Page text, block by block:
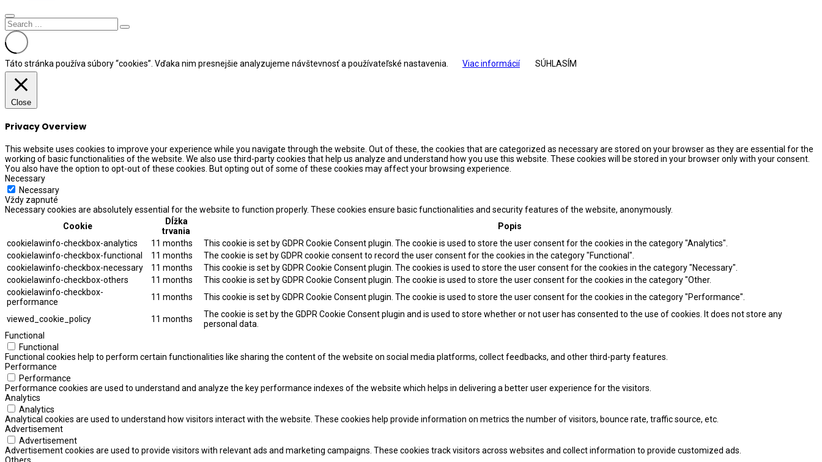
Táto stránka používa súbory “cookies”. Vďaka nim presnejšie analyzujeme návštevnosť a používateľské nastavenia. Viac informácií SÚHLASÍM
Close
Privacy Overview
This website uses cookies to improve your experience while you navigate through the website. Out of these, the cookies that are categorized as necessary are stored on your browser as they are essential for the
working of basic functionalities of the website. We also use third-party cookies that help us analyze and understand how you use this website. These cookies will be stored in your browser only with your consent.
You also have the option to opt-out of these cookies. But opting out of some of these cookies may affect your browsing experience.
Necessary
Necessary
Vždy zapnuté
Necessary cookies are absolutely essential for the website to function properly. These cookies ensure basic functionalities and security features of the website, anonymously.
Cookie
Dĺžka
trvania
Popis
cookielawinfo-checkbox-analytics
11 months
This cookie is set by GDPR Cookie Consent plugin. The cookie is used to store the user consent for the cookies in the category "Analytics".
cookielawinfo-checkbox-functional
11 months
The cookie is set by GDPR cookie consent to record the user consent for the cookies in the category "Functional".
cookielawinfo-checkbox-necessary
11 months
This cookie is set by GDPR Cookie Consent plugin. The cookies is used to store the user consent for the cookies in the category "Necessary".
cookielawinfo-checkbox-others
11 months
This cookie is set by GDPR Cookie Consent plugin. The cookie is used to store the user consent for the cookies in the category "Other.
cookielawinfo-checkbox-
performance
11 months This cookie is set by GDPR Cookie Consent plugin. The cookie is used to store the user consent for the cookies in the category "Performance".
viewed_cookie_policy 11 months
The cookie is set by the GDPR Cookie Consent plugin and is used to store whether or not user has consented to the use of cookies. It does not store any
personal data.
Functional
Functional
Functional cookies help to perform certain functionalities like sharing the content of the website on social media platforms, collect feedbacks, and other third-party features.
Performance
Performance
Performance cookies are used to understand and analyze the key performance indexes of the website which helps in delivering a better user experience for the visitors.
Analytics
Analytics
Analytical cookies are used to understand how visitors interact with the website. These cookies help provide information on metrics the number of visitors, bounce rate, traffic source, etc.
Advertisement
Advertisement
Advertisement cookies are used to provide visitors with relevant ads and marketing campaigns. These cookies track visitors across websites and collect information to provide customized ads.